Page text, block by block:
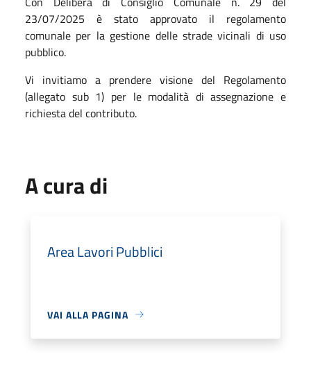
23/07/2025 è stato approvato il regolamento
comunale per la gestione delle strade vicinali di uso
pubblico.
Vi invitiamo a prendere visione del Regolamento
(allegato sub 1) per le modalità di assegnazione e
richiesta del contributo.
A cura di
Area Lavori Pubblici
VAI ALLA PAGINA